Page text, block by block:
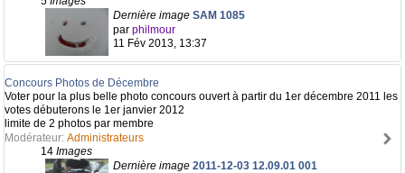
Dernière image SAM 1085
par philmour
11 Fév 2013, 13:37
Concours Photos de Décembre
Voter pour la plus belle photo concours ouvert à partir du 1er décembre 2011 les
votes débuterons le 1er janvier 2012
limite de 2 photos par membre
Modérateur: Administrateurs
14 Images
Dernière image 2011-12-03 12.09.01 001